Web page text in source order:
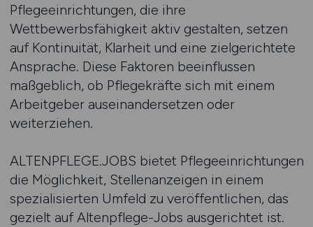
Pflegeeinrichtungen, die ihre
Wettbewerbsfähigkeit aktiv gestalten, setzen
auf Kontinuität, Klarheit und eine zielgerichtete
Ansprache. Diese Faktoren beeinflussen
maßgeblich, ob Pflegekräfte sich mit einem
Arbeitgeber auseinandersetzen oder
weiterziehen.
ALTENPFLEGE.JOBS bietet Pflegeeinrichtungen
die Möglichkeit, Stellenanzeigen in einem
spezialisierten Umfeld zu veröffentlichen, das
gezielt auf Altenpflege-Jobs ausgerichtet ist.